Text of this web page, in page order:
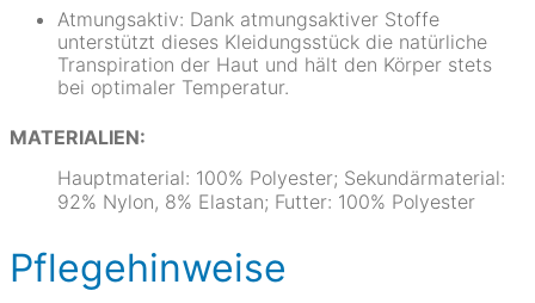
Atmungsaktiv: Dank atmungsaktiver Stoffe
unterstützt dieses Kleidungsstück die natürliche
Transpiration der Haut und hält den Körper stets
bei optimaler Temperatur.
MATERIALIEN:
Hauptmaterial: 100% Polyester; Sekundärmaterial:
92% Nylon, 8% Elastan; Futter: 100% Polyester
Pflegehinweise